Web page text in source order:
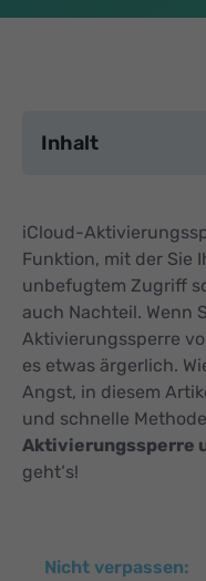
Inhalt
iCloud-
Funktion, mit der Sie
unbefugtem Zugriff
auch Nachteil. Wenn
Aktivierungssperre
es etwas ärgerlich.
Angst, in diesem
und schnelle
Aktivierungssperre
geht‘s!
Nicht verpassen: